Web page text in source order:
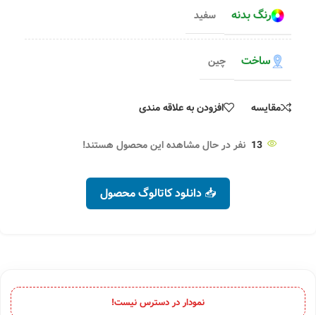
رنگ بدنه سفید
ساخت چین
مقایسه افزودن به علاقه مندی
13 نفر در حال مشاهده این محصول هستند!
📥 دانلود کاتالوگ محصول
نمودار در دسترس نیست!